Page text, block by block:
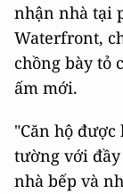
nhận nhà tại
Waterfront,
chồng bày tỏ
ấm mới.
"Căn hộ
tường với
nhà bếp và